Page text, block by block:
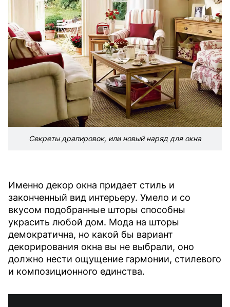
Секреты драпировок, или новый наряд для окна
Именно декор окна придает стиль и
законченный вид интерьеру. Умело и со
вкусом подобранные шторы способны
украсить любой дом. Мода на шторы
демократична, но какой бы вариант
декорирования окна вы не выбрали, оно
должно нести ощущение гармонии, стилевого
и композиционного единства.